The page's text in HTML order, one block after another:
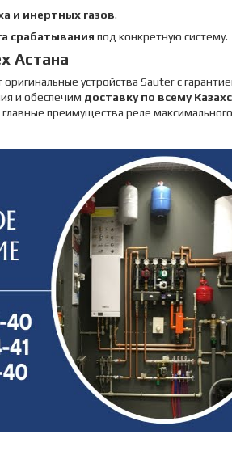
и инертных газов.
срабатывания под конкретную систему.
Астана
оригинальные устройства Sauter с
и обеспечим доставку по всему
преимущества реле